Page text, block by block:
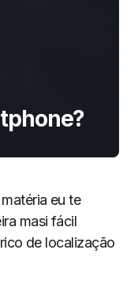
eu te
masi fácil
de localização